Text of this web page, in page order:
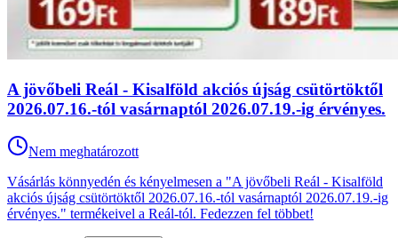
A jövőbeli Reál - Kisalföld akciós újság csütörtöktől
2026.07.16.-tól vasárnaptól 2026.07.19.-ig érvényes.
Nem meghatározott
Vásárlás könnyedén és kényelmesen a "A jövőbeli Reál - Kisalföld
akciós újság csütörtöktől 2026.07.16.-tól vasárnaptól 2026.07.19.-ig
érvényes." termékeivel a Reál-tól. Fedezzen fel többet!